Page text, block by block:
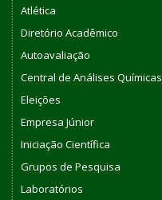
Atlética
Diretório Acadêmico
Autoavaliação
Central de Análises Químicas
Eleições
Empresa Júnior
Iniciação Científica
Grupos de Pesquisa
Laboratórios